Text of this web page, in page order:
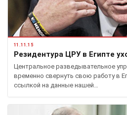
11.11.15
Резидентура ЦРУ в Египте
Центральное разведывательное
временно свернуть свою работу в
ссылкой на данные нашей…